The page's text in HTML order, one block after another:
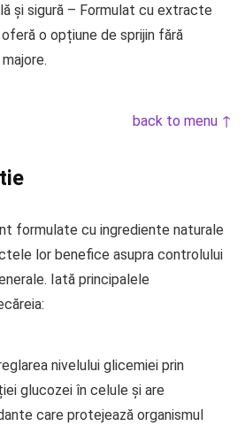
și sigură – Formulat cu extracte
o opțiune de sprijin fără
back to menu ↑
formulate cu ingrediente naturale
lor benefice asupra controlului
Iată principalele
nivelului glicemiei prin
glucozei în celule și are
care protejează organismul